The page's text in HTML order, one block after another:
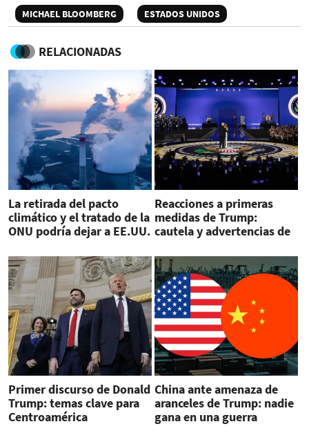
MICHAEL BLOOMBERG
ESTADOS UNIDOS
RELACIONADAS
La retirada del pacto
climático y el tratado de la
ONU podría dejar a EE.UU.
Reacciones a primeras
medidas de Trump:
cautela y advertencias de
Primer discurso de Donald
Trump: temas clave para
Centroamérica
China ante amenaza de
aranceles de Trump: nadie
gana en una guerra